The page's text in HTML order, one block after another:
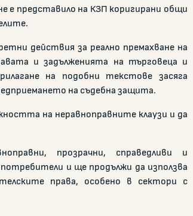
е представило на КЗП коригирани общи
действия за реално премахване на
и задълженията на търговеца и
на подобни текстове засяга
на съдебна защита.
на неравноправните клаузи и да
прозрачни, справедливи и
и ще продължи да използва
права, особено в сектори с